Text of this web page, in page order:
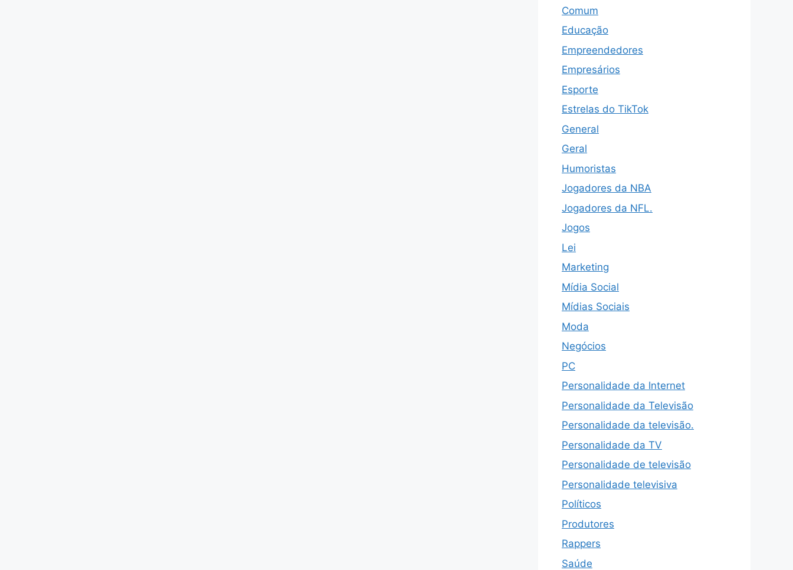
Comum
Educação
Empreendedores
Empresários
Esporte
Estrelas do TikTok
General
Geral
Humoristas
Jogadores da NBA
Jogadores da NFL.
Jogos
Lei
Marketing
Mídia Social
Mídias Sociais
Moda
Negócios
PC
Personalidade da Internet
Personalidade da Televisão
Personalidade da televisão.
Personalidade da TV
Personalidade de televisão
Personalidade televisiva
Políticos
Produtores
Rappers
Saúde